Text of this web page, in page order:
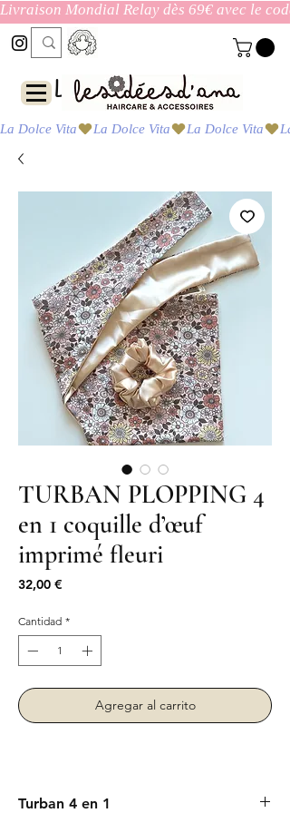
Livraison Mondial Relay dès 69€ avec le
Las ideas de Ana
La Dolce Vita
TURBAN PLOPPING 4
en 1 coquille d’œuf
imprimé fleuri
32,00 €
Cantidad *
Agregar al carrito
Turban 4 en 1